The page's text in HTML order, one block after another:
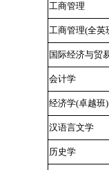
工商管理
工商管理(全英
国际经济与贸
会计学
经济学(卓越班)
汉语言文学
历史学